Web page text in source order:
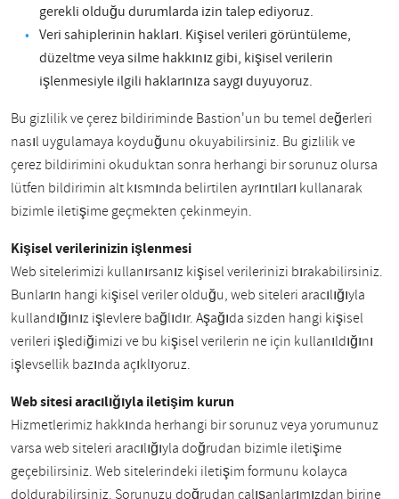
gerekli olduğu durumlarda izin talep ediyoruz.
Veri sahiplerinin hakları. Kişisel verileri görüntüleme,
düzeltme veya silme hakkınız gibi, kişisel verilerin
işlenmesiyle ilgili haklarınıza saygı duyuyoruz.
Bu gizlilik ve çerez bildiriminde Bastion'un bu temel değerleri
nasıl uygulamaya koyduğunu okuyabilirsiniz. Bu gizlilik ve
çerez bildirimini okuduktan sonra herhangi bir sorunuz olursa
lütfen bildirimin alt kısmında belirtilen ayrıntıları kullanarak
bizimle iletişime geçmekten çekinmeyin.
Kişisel verilerinizin işlenmesi
Web sitelerimizi kullanırsanız kişisel verilerinizi bırakabilirsiniz.
Bunların hangi kişisel veriler olduğu, web siteleri aracılığıyla
kullandığınız işlevlere bağlıdır. Aşağıda sizden hangi kişisel
verileri işlediğimizi ve bu kişisel verilerin ne için kullanıldığını
işlevsellik bazında açıklıyoruz.
Web sitesi aracılığıyla iletişim kurun
Hizmetlerimiz hakkında herhangi bir sorunuz veya yorumunuz
varsa web siteleri aracılığıyla doğrudan bizimle iletişime
geçebilirsiniz. Web sitelerindeki iletişim formunu kolayca
doldurabilirsiniz. Sorunuzu doğrudan çalışanlarımızdan birine